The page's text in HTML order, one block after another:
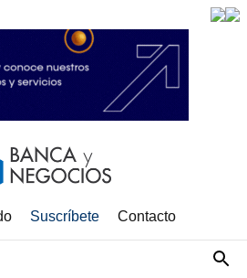
Suscríbete Contacto